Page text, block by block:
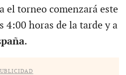
el torneo comenzará este
4:00 horas de la tarde y a
.